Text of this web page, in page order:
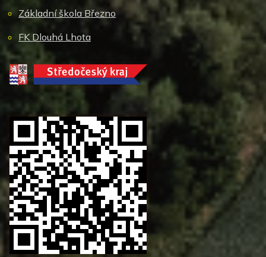
Základní škola Březno
FK Dlouhá Lhota